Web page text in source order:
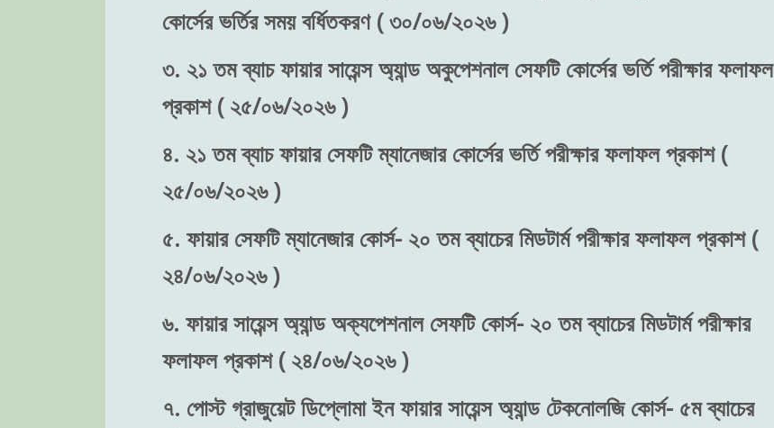
কোর্সের ভর্তির সময় বর্ধিতকরণ ( ৩০/০৬/২০২৬ )
৩. ২১ তম ব্যাচ ফায়ার সায়েন্স অ্যান্ড অকুপেশনাল সেফটি কোর্সের ভর্তি পরীক্ষার ফলাফল
প্রকাশ ( ২৫/০৬/২০২৬ )
৪. ২১ তম ব্যাচ ফায়ার সেফটি ম্যানেজার কোর্সের ভর্তি পরীক্ষার ফলাফল প্রকাশ (
২৫/০৬/২০২৬ )
৫. ফায়ার সেফটি ম্যানেজার কোর্স- ২০ তম ব্যাচের মিডটার্ম পরীক্ষার ফলাফল প্রকাশ (
২৪/০৬/২০২৬ )
৬. ফায়ার সায়েন্স অ্যান্ড অক্যপেশনাল সেফটি কোর্স- ২০ তম ব্যাচের মিডটার্ম পরীক্ষার
ফলাফল প্রকাশ ( ২৪/০৬/২০২৬ )
৭. পোস্ট গ্রাজুয়েট ডিপ্লোমা ইন ফায়ার সায়েন্স অ্যান্ড টেকনোলজি কোর্স- ৫ম ব্যাচের